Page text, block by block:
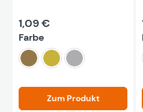
1,09 €
Farbe
bronzegold silber
Zum Produkt